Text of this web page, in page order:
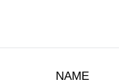
NAME